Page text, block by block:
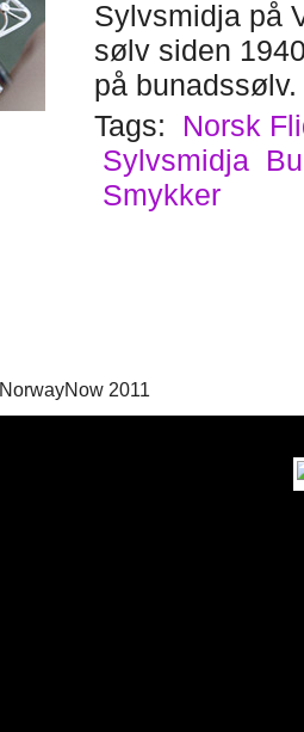
Sylvsmidja på
sølv siden
på bunadssølv.
Tags:
Norsk
Sylvsmidja
Smykker
2011